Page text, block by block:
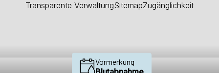
Transparente VerwaltungSitemapZugänglichkeit
Vormerkung